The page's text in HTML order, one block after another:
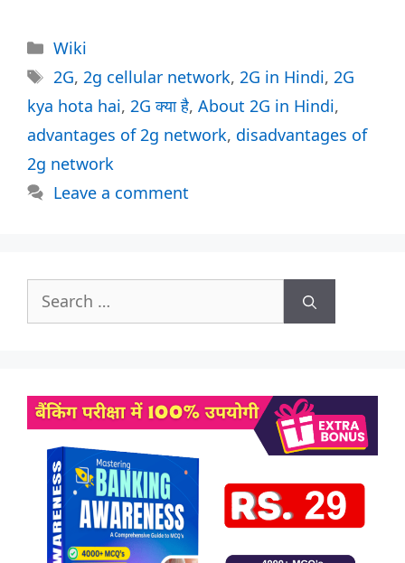
Categories
Wiki
Tags
2G, 2g cellular network, 2G in Hindi, 2G
kya hota hai, 2G क्या है, About 2G in Hindi,
advantages of 2g network, disadvantages of
2g network
Leave a comment
for: